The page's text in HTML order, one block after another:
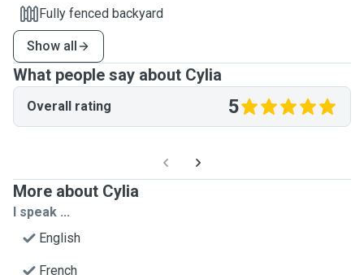
Fully fenced backyard
Show all
What people say about Cylia
Overall rating 5
More about Cylia
I speak ...
English
French